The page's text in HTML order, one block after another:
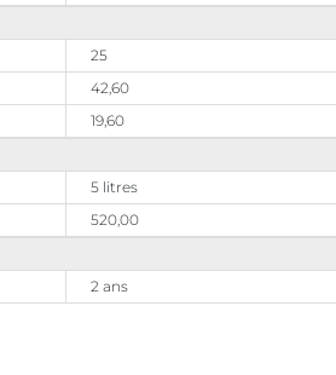
25
42,60
19,60
5 litres
520,00
2 ans